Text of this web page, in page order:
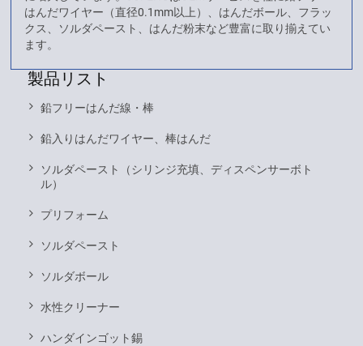
はんだワイヤー（直径0.1mm以上）、はんだボール、フラッ
クス、ソルダペースト、はんだ粉末など豊富に取り揃えてい
ます。
製品リスト
鉛フリーはんだ線・棒
鉛入りはんだワイヤー、棒はんだ
ソルダペースト（シリンジ充填、ディスペンサーボト
ル）
プリフォーム
ソルダペースト
ソルダボール
水性クリーナー
ハンダインゴット錫